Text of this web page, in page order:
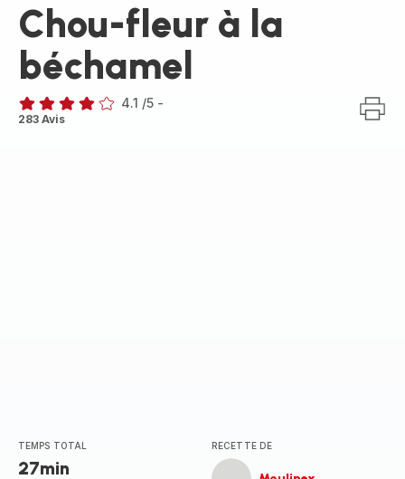
Chou-fleur à la
béchamel
ratings.4.1
4.1 /5 -
283 Avis
TEMPS TOTAL
27min
RECETTE DE